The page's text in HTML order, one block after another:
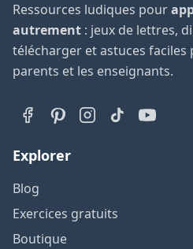
Ressources ludiques pour
autrement : jeux de lettres,
télécharger et astuces faciles
parents et les enseignants.
Explorer
Blog
Exercices gratuits
Boutique